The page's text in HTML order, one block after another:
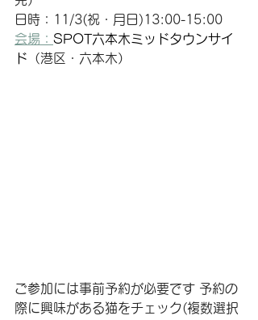
日時：11/3(祝・月日)13:00-15:00
会場： SPOT六本木ミッドタウンサイ
ド （港区・六本木）
ご参加には事前予約が必要です 予約の
際に興味がある猫をチェック(複数選択